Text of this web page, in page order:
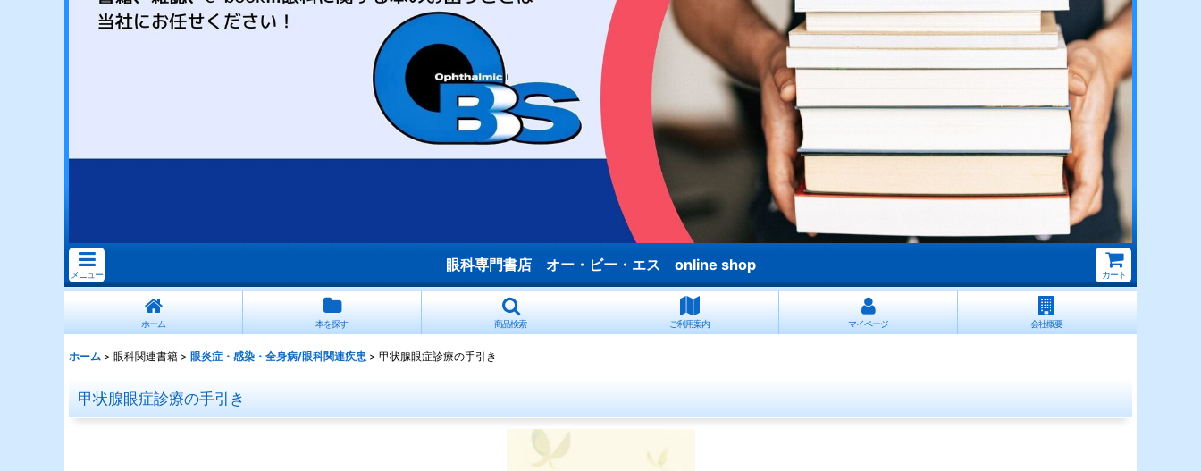
メニュー
眼科専門書店 オー・ビー・エス online shop
カート
ホーム 本を探す 商品検索 ご利用案内 マイページ 会社概要
ホーム > 眼科関連書籍 > 眼炎症・感染・全身病/眼科関連疾患 > 甲状腺眼症診療の手引き
甲状腺眼症診療の手引き